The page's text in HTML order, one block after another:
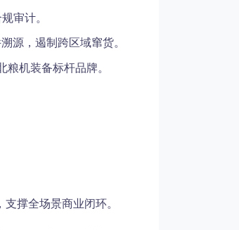
审计。
源，遏制跨区域窜货。
机装备标杆品牌。
撑全场景商业闭环。